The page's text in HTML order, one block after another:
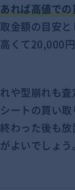
れば高値で
金額の目安
くて20,000
や型崩れも
ートの買い
わった後も
よいでしょう。